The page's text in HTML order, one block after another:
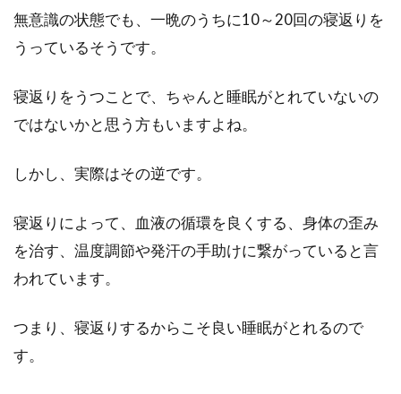
無意識の状態でも、一晩のうちに10～20回の寝返りを
うっているそうです。
寝返りをうつことで、ちゃんと睡眠がとれていないの
ではないかと思う方もいますよね。
しかし、実際はその逆です。
寝返りによって、血液の循環を良くする、身体の歪み
を治す、温度調節や発汗の手助けに繋がっていると言
われています。
つまり、寝返りするからこそ良い睡眠がとれるので
す。